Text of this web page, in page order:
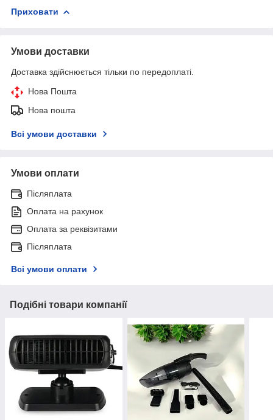
Приховати
Умови доставки
Доставка здійснюється тільки по передоплаті.
Нова Пошта
Нова пошта
Всі умови доставки
Умови оплати
Післяплата
Оплата на рахунок
Оплата за реквізитами
Післяплата
Всі умови оплати
Подібні товари компанії